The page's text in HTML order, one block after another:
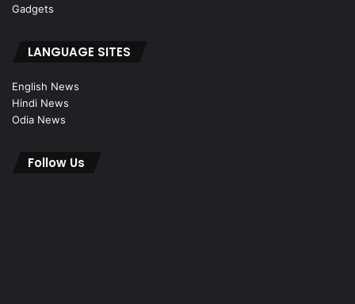
Gadgets
LANGUAGE SITES
English News
Hindi News
Odia News
Follow Us